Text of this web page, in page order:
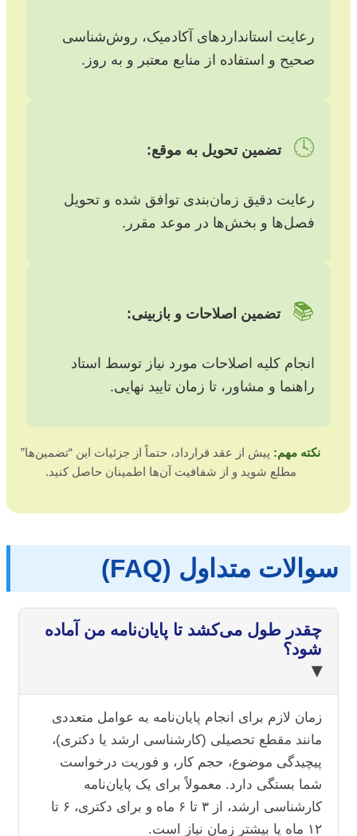
رعایت استانداردهای آکادمیک، روش‌شناسی
صحیح و استفاده از منابع معتبر و به روز.
🕓 تضمین تحویل به موقع:
رعایت دقیق زمان‌بندی توافق شده و تحویل
فصل‌ها و بخش‌ها در موعد مقرر.
📚 تضمین اصلاحات و بازبینی:
انجام کلیه اصلاحات مورد نیاز توسط استاد
راهنما و مشاور، تا زمان تایید نهایی.
نکته مهم: پیش از عقد قرارداد، حتماً از جزئیات این “تضمین‌ها”
مطلع شوید و از شفافیت آن‌ها اطمینان حاصل کنید.
سوالات متداول (FAQ)
چقدر طول می‌کشد تا پایان‌نامه من آماده
شود؟
▾
زمان لازم برای انجام پایان‌نامه به عوامل متعددی
مانند مقطع تحصیلی (کارشناسی ارشد یا دکتری)،
پیچیدگی موضوع، حجم کار، و فوریت درخواست
شما بستگی دارد. معمولاً برای یک پایان‌نامه
کارشناسی ارشد، از ۳ تا ۶ ماه و برای دکتری، ۶ تا
۱۲ ماه یا بیشتر زمان نیاز است.